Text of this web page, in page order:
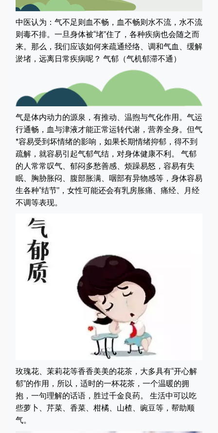
中医认为：气不足则血不畅，血不畅则水不流，水不流
则毒不排。一旦身体被“堵”住了，各种疾病也会随之而
来。那么，我们应该如何来疏通经络、调和气血、缓解
淤堵，远离日常疾病呢？ 气郁（气机郁滞不通）
气是体内动力的源泉，有推动、温煦与气化作用。气运
行通畅，血与津液才能正常运转代谢，营养全身。但气
*容易受到坏情绪的影响，如果长期情绪抑郁，得不到
疏解，就容易引起气郁气结，对身体健康不利。 气郁
的人常常叹气、郁闷多愁善感、烦躁易怒，容易有失
眠、胸胁胀闷、腹部胀满、咽部有异物感等，身体容易
生各种“结节”，女性可能还会有乳房胀痛、痛经、月经
不调等表现。
玫瑰花、茉莉花等香香美美的花茶，大多具有“开心解
郁”的作用，所以，适时的一杯花茶，一个温暖的拥
抱，一句理解的话语，胜过千金良药。 生活中可以吃
些萝卜、芹菜、香菜、柑橘、山楂、豌豆等，帮助顺
气。